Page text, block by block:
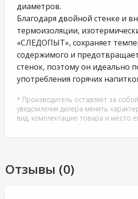
диаметров.
Благодаря двойной стенке и
термоизоляции,
«СЛЕДОПЫТ», сохраняет
содержимого и
стенок, поэтому он идеально
употребления горячих
* Производитель оставляет за
уведомления дилера менять
вид, комплектацию товара и место
Отзывы (0)